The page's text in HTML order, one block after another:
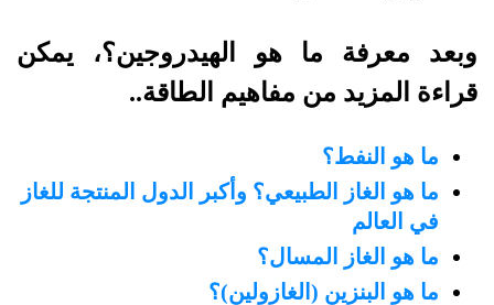
وبعد معرفة ما هو الهيدروجين؟، يمكن
قراءة المزيد من مفاهيم الطاقة..
ما هو النفط؟
ما هو الغاز الطبيعي؟ وأكبر الدول المنتجة للغاز
في العالم
ما هو الغاز المسال؟
ما هو البنزين (الغازولين)؟